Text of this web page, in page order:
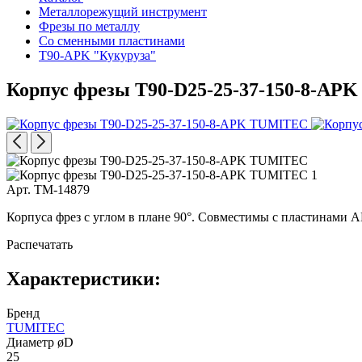
Металлорежущий инструмент
Фрезы по металлу
Со сменными пластинами
T90-APK "Кукуруза"
Корпус фрезы T90-D25-25-37-150-8-APK
Арт. TM-14879
Корпуса фрез с углом в плане 90°. Совместимы с пластинами
Распечатать
Характеристики:
Бренд
TUMITEC
Диаметр øD
25